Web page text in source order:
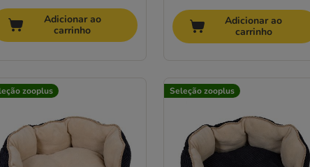
Adicionar ao
carrinho
Adicionar ao
carrinho
zooplus Seleção zooplus